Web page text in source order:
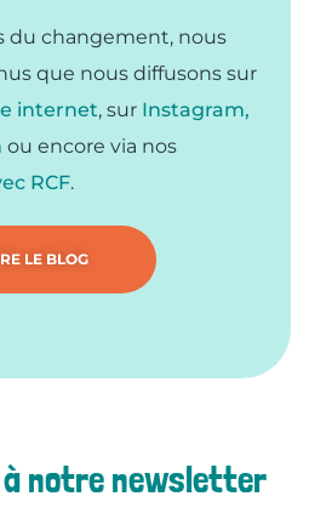
du changement, nous
que nous diffusons sur
internet, sur Instagram,
ou encore via nos
RCF.
LE BLOG
notre newsletter